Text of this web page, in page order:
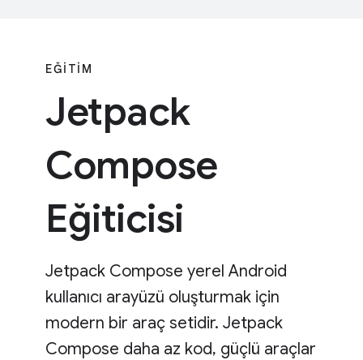
EĞITIM
Jetpack
Compose
Eğiticisi
Jetpack Compose yerel Android
kullanıcı arayüzü oluşturmak için
modern bir araç setidir. Jetpack
Compose daha az kod, güçlü araçlar